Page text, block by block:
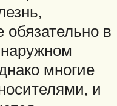
в
многие
и